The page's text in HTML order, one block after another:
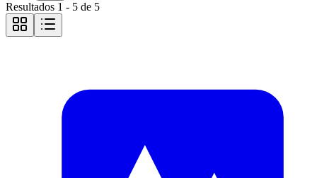
Resultados 1 - 5 de 5